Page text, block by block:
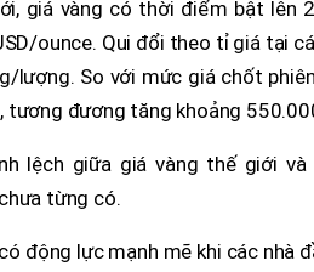
giá vàng có thời điểm bật lên
ounce. Qui đổi theo tỉ giá tại
lượng. So với mức giá chốt
tương đương tăng khoảng
lệch giữa giá vàng thế giới
từng có.
động lực mạnh mẽ khi các nhà